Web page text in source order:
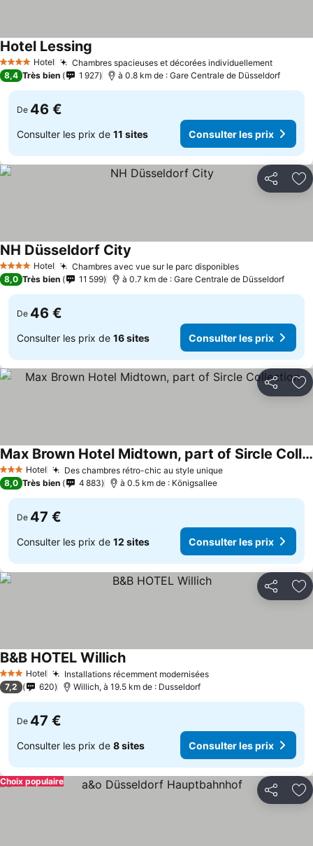
4 Étoiles Hotel Chambres spacieuses et décorées individuellement
Hotel Lessing
8,4 Très bien 1 927 à 0.8 km de : Gare Centrale de Düsseldorf
De 46 €
Consulter les prix de 11 sites Consulter les prix
Partager
4 Étoiles Hotel Chambres avec vue sur le parc disponibles
NH Düsseldorf City
8,0 Très bien 11 599 à 0.7 km de : Gare Centrale de Düsseldorf
De 46 €
Consulter les prix de 16 sites Consulter les prix
Partager
3 ÉtoilesHotel Des chambres rétro-chic au style unique
Max Brown Hotel Midtown, part of Sircle Collection
8,0 Très bien 4 883 à 0.5 km de : Königsallee
De 47 €
Consulter les prix de 12 sites Consulter les prix
Partager
3 ÉtoilesHotel Installations récemment modernisées
B&B HOTEL Willich
7,2 620 Willich, à 19.5 km de : Dusseldorf
De 47 €
Consulter les prix de 8 sites Consulter les prix
Partager
Choix populaire